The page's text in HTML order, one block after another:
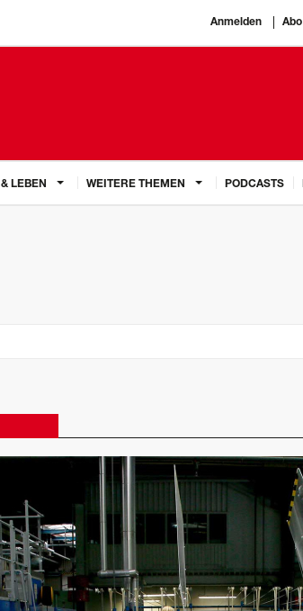
Anmelden Abo
LEBEN WEITERE THEMEN PODCASTS